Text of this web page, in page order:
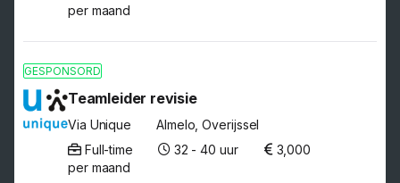
per maand
GESPONSORD
Teamleider revisie
Via Unique
Almelo, Overijssel
Full-time
32 - 40 uur
3,000
per maand